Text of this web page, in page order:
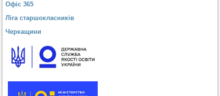
Офіс 365
Ліга старшокласників
Черкащини